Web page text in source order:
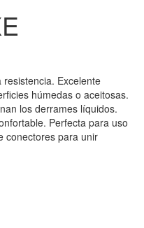
Excelente
húmedas o aceitosas.
los derrames líquidos.
Perfecta para uso
conectores para unir